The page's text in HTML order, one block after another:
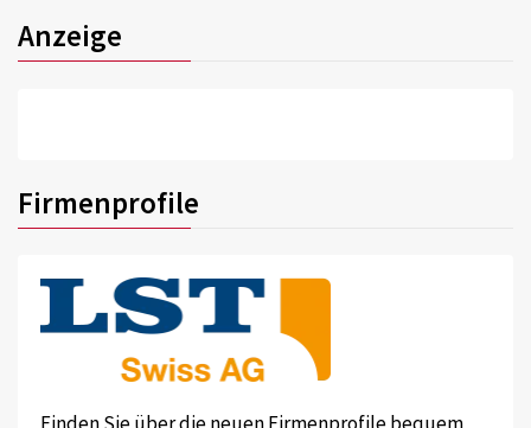
Anzeige
Firmenprofile
Finden Sie über die neuen Firmenprofile bequem